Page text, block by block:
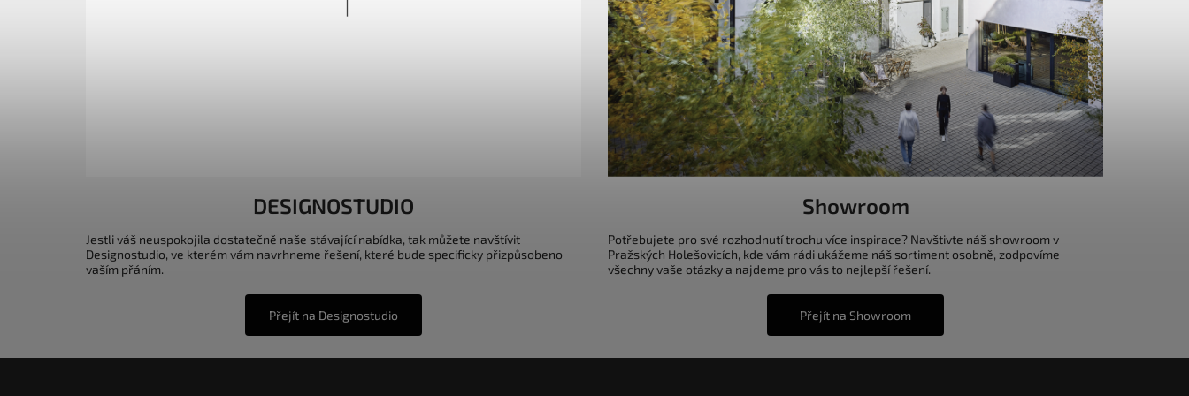
DESIGNOSTUDIO
Jestli váš neuspokojila dostatečně naše stávající nabídka, tak můžete navštívit
Designostudio, ve kterém vám navrhneme řešení, které bude specificky přizpůsobeno
vaším přáním.
Přejít na Designostudio
Showroom
Potřebujete pro své rozhodnutí trochu více inspirace? Navštivte náš showroom v
Pražských Holešovicích, kde vám rádi ukážeme náš sortiment osobně, zodpovíme
všechny vaše otázky a najdeme pro vás to nejlepší řešení.
Přejít na Showroom